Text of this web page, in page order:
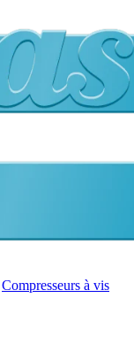
Compresseurs à vis